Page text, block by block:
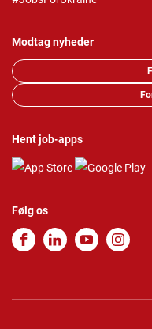
Modtag nyheder
Hent job-apps
Følg os